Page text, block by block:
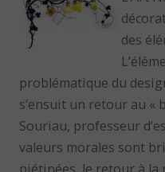
des
problématique du
s’ensuit un retour au «
Souriau, professeur
valeurs morales sont